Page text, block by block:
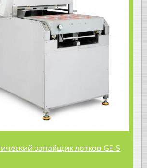
запайщик лотков GE-5